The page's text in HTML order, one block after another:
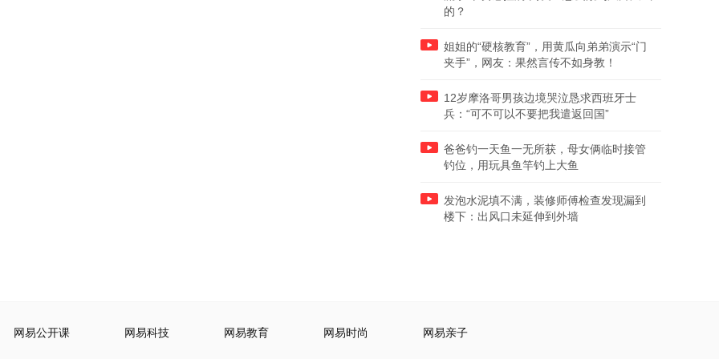
的？
姐姐的“硬核教育”，用黄瓜向弟弟演示“门
夹手”，网友：果然言传不如身教！
12岁摩洛哥男孩边境哭泣恳求西班牙士
兵：“可不可以不要把我遣返回国”
爸爸钓一天鱼一无所获，母女俩临时接管
钓位，用玩具鱼竿钓上大鱼
发泡水泥填不满，装修师傅检查发现漏到
楼下：出风口未延伸到外墙
网易公开课 网易科技 网易教育 网易时尚 网易亲子